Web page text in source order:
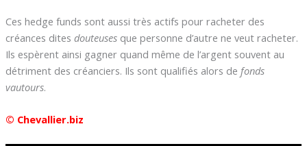
Ces hedge funds sont aussi très actifs pour racheter des
créances dites douteusesque personne d’autre ne veut racheter.
Ils espèrent ainsi gagner quand même de l’argent souvent au
détriment des créanciers. Ils sont qualifiés alors de fonds
vautours.
© Chevallier.biz